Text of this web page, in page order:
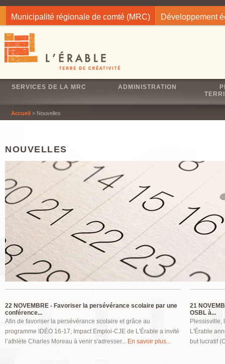
Municipalité régionale de comté (MRC) Développement
SERVICES DE LA MRC ADMINISTRATION
Accueil > Nouvelles
NOUVELLES
22 NOVEMBRE - Favoriser la persévérance scolaire par une
conférence...
Afin de favoriser la persévérance scolaire et grâce au
programme IDÉO 16-17, Impact Emploi-CJE de L'Érable a invité
l’athlète Charles Moreau à venir s'adresser... En savoir plus...
21
OSBL à...
Plessisville,
L'Érable
but lucratif
Pages